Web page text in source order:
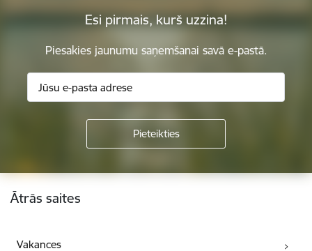
Esi pirmais, kurš uzzina!
Piesakies jaunumu saņemšanai savā e-pastā.
Kājene
Ātrās saites
Vakances